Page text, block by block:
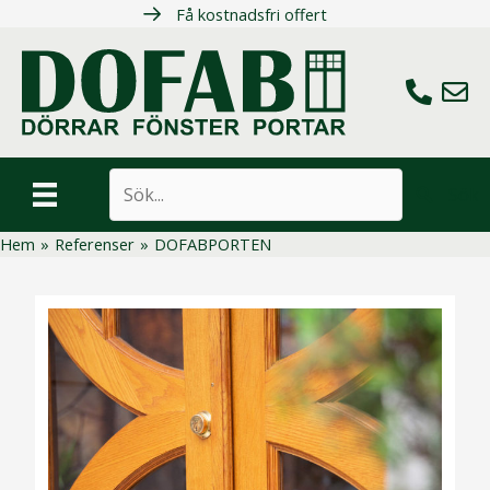
innehåll
Få kostnadsfri offert
Ring oss
Maila
Hem » Referenser » DOFABPORTEN